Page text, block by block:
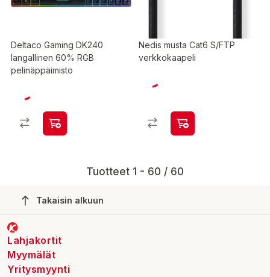
Deltaco Gaming DK240
langallinen 60% RGB
pelinäppäimistö
Nedis musta Cat6 S/FTP
verkkokaapeli
Tuotteet 1 - 60 / 60
Takaisin alkuun
Lahjakortit
Myymälät
Yritysmyynti